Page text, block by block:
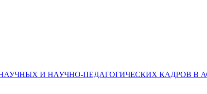
И НАУЧНО-ПЕДАГОГИЧЕСКИХ КАДРОВ В